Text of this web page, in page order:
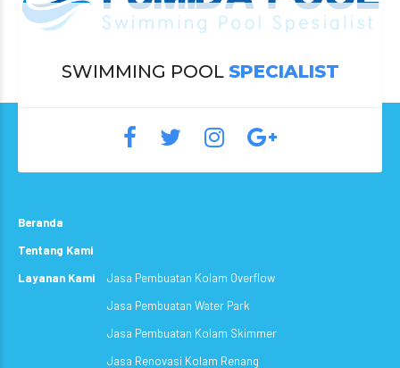
SWIMMING POOL SPECIALIST
Beranda
Tentang Kami
Layanan Kami
Jasa Pembuatan Kolam Overflow
Jasa Pembuatan Water Park
Jasa Pembuatan Kolam Skimmer
Jasa Renovasi Kolam Renang